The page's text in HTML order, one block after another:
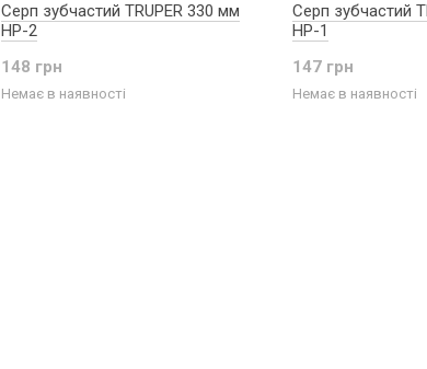
Серп зубчастий TRUPER 330 мм
HP-2
148 грн
Немає в наявності
Серп зубчастий
HP-1
147 грн
Немає в наявності